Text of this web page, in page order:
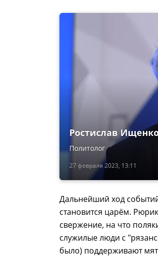
27 февраля 2023, 13:11
Ростислав
Политолог
Дальнейший ход
становится царём.
свержение, на что
служилые люди с
было) поддерживают